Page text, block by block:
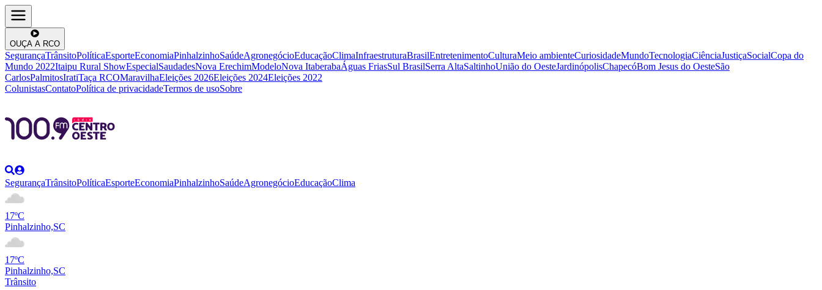
OUÇA A RCO
SegurançaTrânsitoPolíticaEsporteEconomiaPinhalzinhoSaúdeAgronegócioEducaçãoClimaInfraestruturaBrasilEntretenimentoCulturaMeio ambienteCuriosidadeMundoTecnologiaCiênciaJustiçaSocialCopa do
Mundo 2022Itaipu Rural ShowEspecialSaudadesNova ErechimModeloNova ItaberabaÁguas FriasSul BrasilSerra AltaSaltinhoUnião do OesteJardinópolisChapecóBom Jesus do OesteSão
CarlosPalmitosIratiTaça RCOMaravilhaEleições 2026Eleições 2024Eleições 2022
ColunistasContatoPolítica de privacidadeTermos de usoSobre
SegurançaTrânsitoPolíticaEsporteEconomiaPinhalzinhoSaúdeAgronegócioEducaçãoClima
17ºC
Pinhalzinho,SC
17ºC
Pinhalzinho,SC
Trânsito